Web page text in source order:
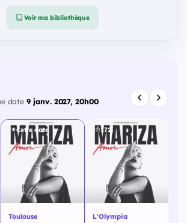
Voir ma bibliothèque
date9 janv. 2027, 20h00
Cette date
Toulouse
172j
L'Olympia